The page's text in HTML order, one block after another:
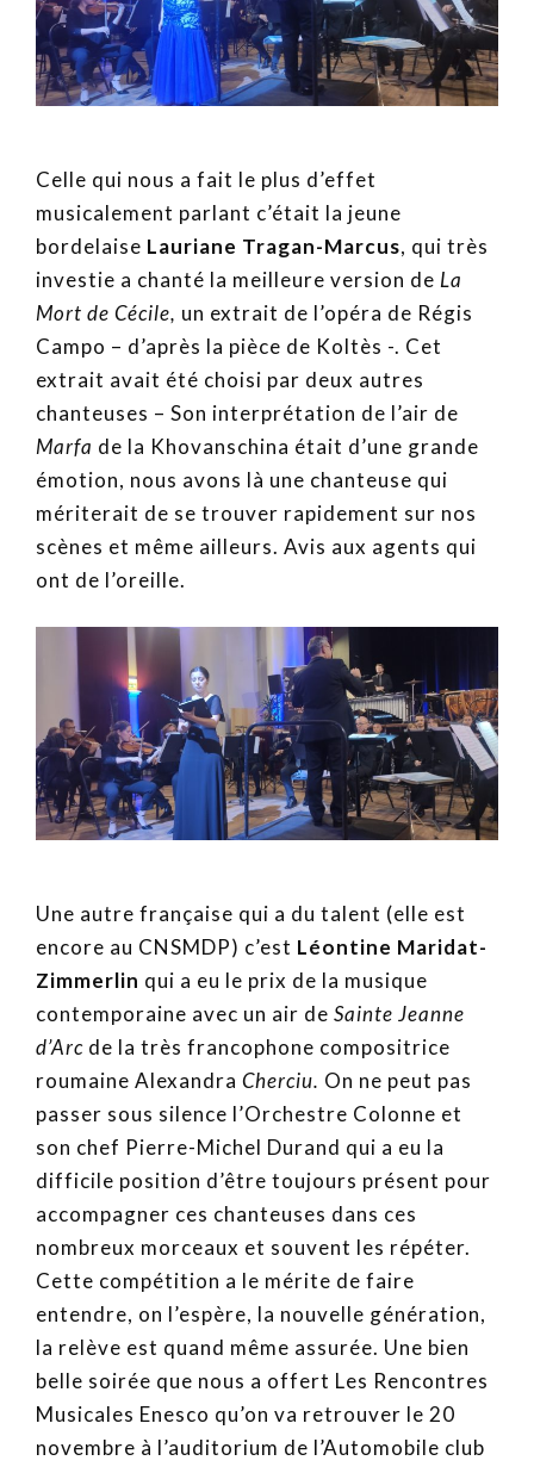
Celle qui nous a fait le plus d’effet
musicalement parlant c’était la jeune
bordelaise Lauriane Tragan-Marcus, qui très
investie a chanté la meilleure version de La
Mort de Cécile, un extrait de l’opéra de Régis
Campo – d’après la pièce de Koltès -. Cet
extrait avait été choisi par deux autres
chanteuses – Son interprétation de l’air de
Marfa de la Khovanschina était d’une grande
émotion, nous avons là une chanteuse qui
mériterait de se trouver rapidement sur nos
scènes et même ailleurs. Avis aux agents qui
ont de l’oreille.
Une autre française qui a du talent (elle est
encore au CNSMDP) c’est Léontine Maridat-
Zimmerlin qui a eu le prix de la musique
contemporaine avec un air de Sainte Jeanne
d’Arc de la très francophone compositrice
roumaine Alexandra Cherciu. On ne peut pas
passer sous silence l’Orchestre Colonne et
son chef Pierre-Michel Durand qui a eu la
difficile position d’être toujours présent pour
accompagner ces chanteuses dans ces
nombreux morceaux et souvent les répéter.
Cette compétition a le mérite de faire
entendre, on l’espère, la nouvelle génération,
la relève est quand même assurée. Une bien
belle soirée que nous a offert Les Rencontres
Musicales Enesco qu’on va retrouver le 20
novembre à l’auditorium de l’Automobile club